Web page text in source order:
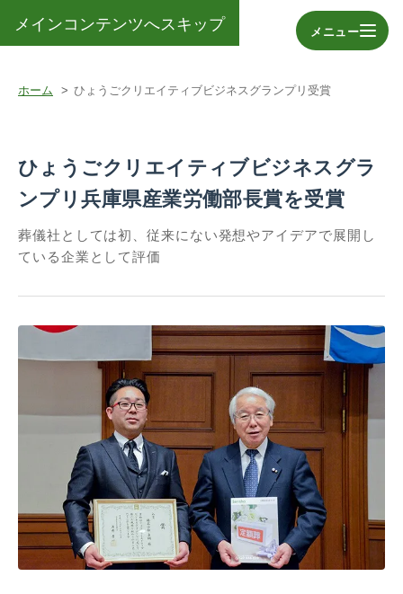
メインコンテンツへスキップ メニュー
ホーム ひょうごクリエイティブビジネスグランプリ受賞
ひょうごクリエイティブビジネスグラ
ンプリ兵庫県産業労働部長賞を受賞
葬儀社としては初、従来にない発想やアイデアで展開し
ている企業として評価